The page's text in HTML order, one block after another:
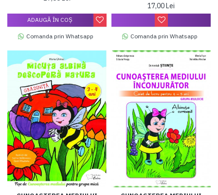
ADAUGĂ ÎN COŞ
Comanda prin Whatsapp
17,00 Lei
Comanda prin Whatsapp